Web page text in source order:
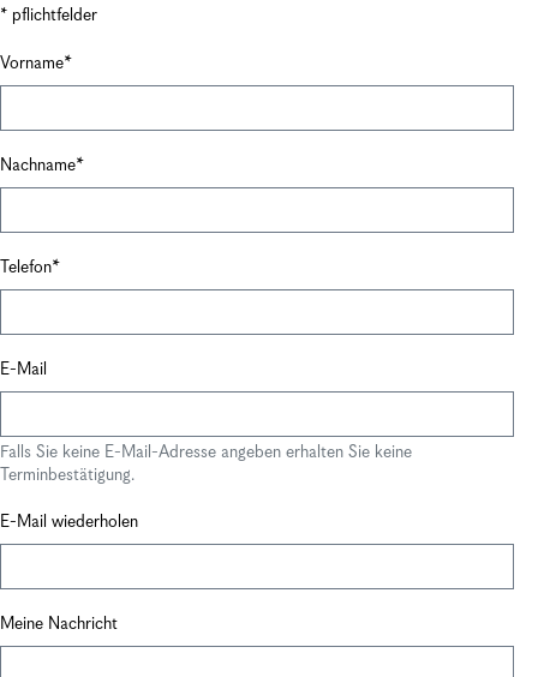
* pflichtfelder
Vorname
Nachname
Telefon
E-Mail
Falls Sie keine E-Mail-Adresse angeben erhalten Sie keine
Terminbestätigung.
E-Mail wiederholen
Meine Nachricht